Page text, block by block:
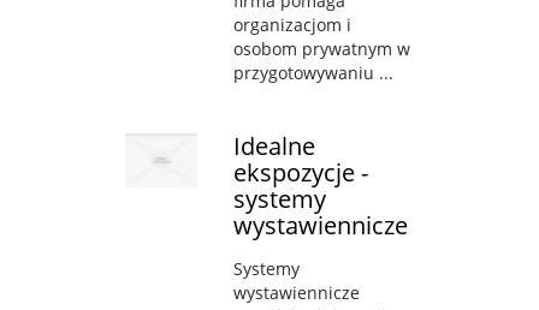
organizacjom i
osobom prywatnym w
przygotowywaniu ...
Idealne
ekspozycje -
systemy
wystawiennicze
Systemy
wystawiennicze